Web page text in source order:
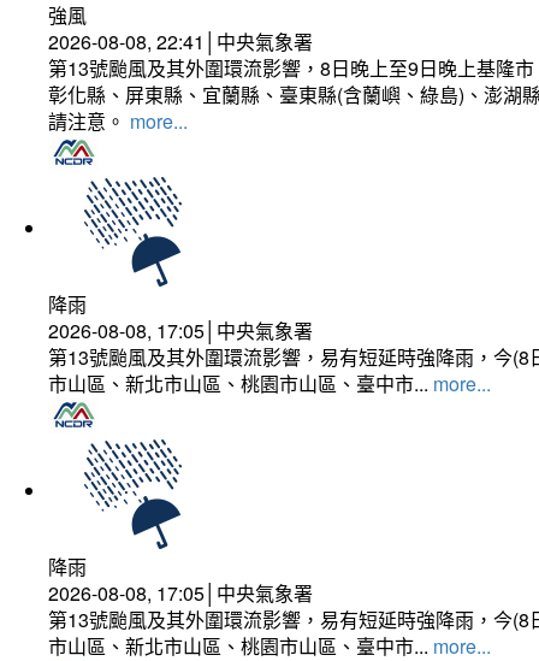
強風
2026-08-08, 22:41│中央氣象署
第13號颱風及其外圍環流影響，8日晚上至9日晚上基隆
彰化縣、屏東縣、宜蘭縣、臺東縣(含蘭嶼、綠島)、澎湖
請注意。 more...
降雨
2026-08-08, 17:05│中央氣象署
第13號颱風及其外圍環流影響，易有短延時強降雨，今
市山區、新北市山區、桃園市山區、臺中市... more...
降雨
2026-08-08, 17:05│中央氣象署
第13號颱風及其外圍環流影響，易有短延時強降雨，今
市山區、新北市山區、桃園市山區、臺中市... more...